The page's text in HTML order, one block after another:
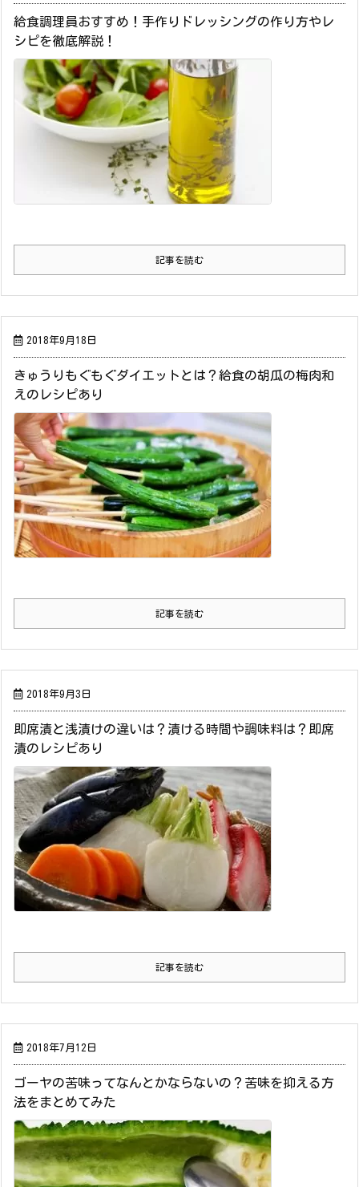
給食調理員おすすめ！手作りドレッシングの作り方やレ
シピを徹底解説！
記事を読む
2018年9月18日
きゅうりもぐもぐダイエットとは？給食の胡瓜の梅肉和
えのレシピあり
記事を読む
2018年9月3日
即席漬と浅漬けの違いは？漬ける時間や調味料は？即席
漬のレシピあり
記事を読む
2018年7月12日
ゴーヤの苦味ってなんとかならないの？苦味を抑える方
法をまとめてみた